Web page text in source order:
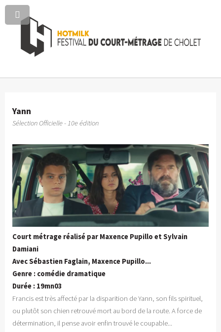
Yann
Sélection Officielle - 10e édition
Court métrage réalisé par Maxence Pupillo et Sylvain
Damiani
Avec Sébastien Faglain, Maxence Pupillo...
Genre : comédie dramatique
Durée : 19mn03
Francis est très affecté par la disparition de Yann, son fils spirituel,
ou plutôt son chien retrouvé mort au bord de la route. A force de
détermination, il pense avoir enfin trouvé le coupable...